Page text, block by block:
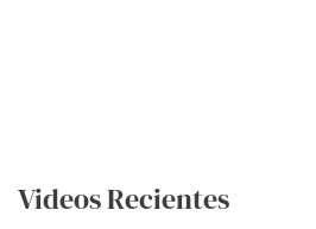
Videos Recientes